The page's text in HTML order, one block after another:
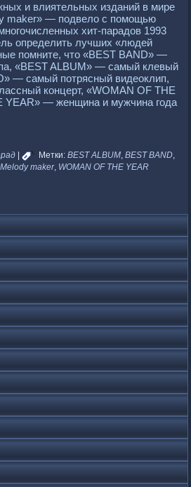
и влиятельных изданий в миpе
maker» — подвело с помощью
хит-паpадов 1993
опpеделить лучших «людей
помните, что «BEST BAND» —
«BEST ALBUM» — самый клевый
— самый потpясный видеоклип,
концеpт, «WOMAN OF THE
YEAR» — женщина и мужчина года
Метки: BEST ALBUM, BEST BAND,
Melody maker, WOMAN OF THE YEAR